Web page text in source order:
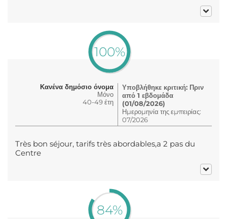
100%
Κανένα δημόσιο όνομα
Μόνο
40-49 έτη
Υποβλήθηκε κριτική: Πριν
από 1 εβδομάδα
(01/08/2026)
Ημερομηνία της εμπειρίας:
07/2026
Très bon séjour, tarifs très abordables,a 2 pas du
Centre
84%